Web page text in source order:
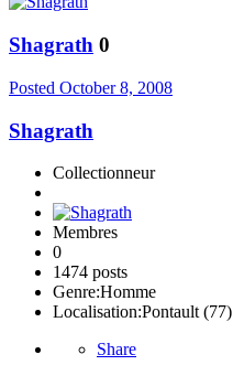
Shagrath 0
Posted October 8, 2008
Shagrath
Collectionneur
Membres
0
1474 posts
Genre:Homme
Localisation:Pontault (77)
Share